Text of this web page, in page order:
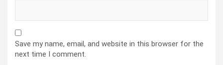
Save my name, email, and website in this browser for the
next time I comment.